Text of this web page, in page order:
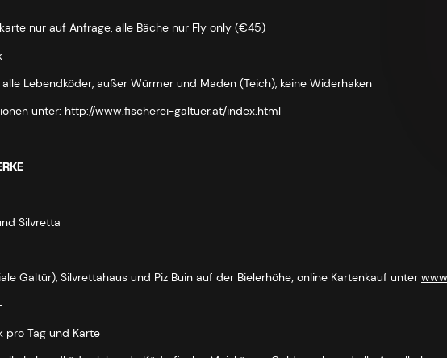
auf Anfrage, alle Bäche nur Fly only (€45)
alle Lebendköder, außer Würmer und Maden (Teich), keine Widerhaken
unter: http://www.fischerei-galtuer.at/index.html
Silvretta
Galtür), Silvrettahaus und Piz Buin auf der Bielerhöhe; online Kartenkauf unter
pro Tag und Karte